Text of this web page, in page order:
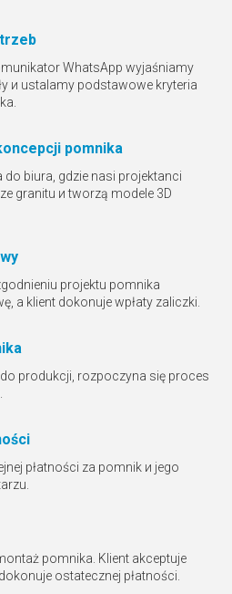
WhatsApp wyjaśniamy
и ustalamy podstawowe kryteria
pomnika
do biura, gdzie nasi projektanci
granitu и tworzą modele 3D
projektu pomnika
a klient dokonuje wpłaty zaliczki.
produkcji, rozpoczyna się proces
płatności za pomnik и jego
pomnika. Klient akceptuje
ostatecznej płatności.